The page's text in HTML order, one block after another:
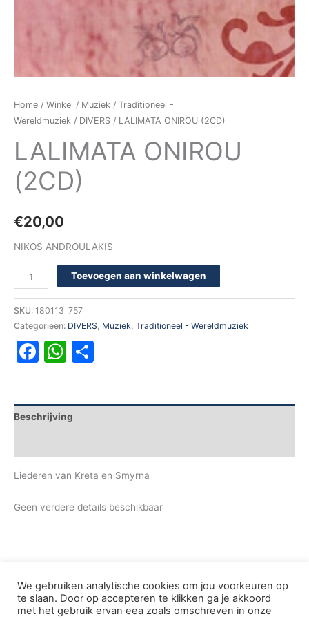
Home / Winkel / Muziek / Traditioneel -
Wereldmuziek / DIVERS / LALIMATA ONIROU (2CD)
LALIMATA ONIROU
(2CD)
€20,00
NIKOS ANDROULAKIS
Toevoegen aan winkelwagen
SKU: 180113_757
Categorieën: DIVERS Muziek Traditioneel - Wereldmuziek
Facebook
WhatsApp
Beschrijving
Liederen van Kreta en Smyrna
Geen verdere details beschikbaar
We gebruiken analytische cookies om jou voorkeuren op
te slaan. Door op accepteren te klikken ga je akkoord
met het gebruik ervan eea zoals omschreven in onze